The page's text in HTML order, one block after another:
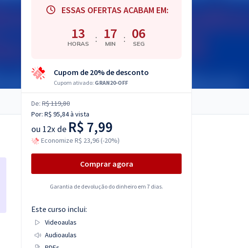
ESSAS OFERTAS ACABAM EM:
13
HORAS : 17
MIN : 04
SEG
Cupom de 20% de desconto
Cupom ativado: GRAN20-OFF
De: R$ 119,80
Por: R$ 95,84à vista
ou 12x de R$ 7,99
Economize R$ 23,96 (-20%)
Comprar agora
Garantia de devolução do dinheiro em 7 dias.
Este curso inclui:
Videoaulas
Audioaulas